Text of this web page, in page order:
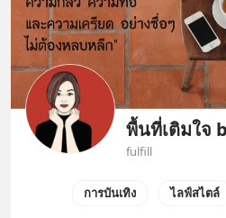
พื้นที่เติมใจ
fulfill
การบันเทิง ไลฟ์สไตล์